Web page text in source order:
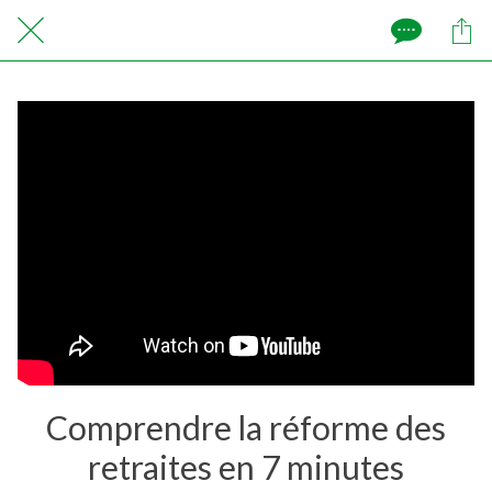
Comprendre la réforme des
retraites en 7 minutes